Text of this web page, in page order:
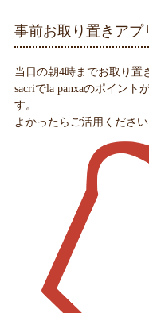
事前お取り置きアプ
当日の朝4時までお取り置
sacriでla panxaのポイント
す。
よかったらご活用ください